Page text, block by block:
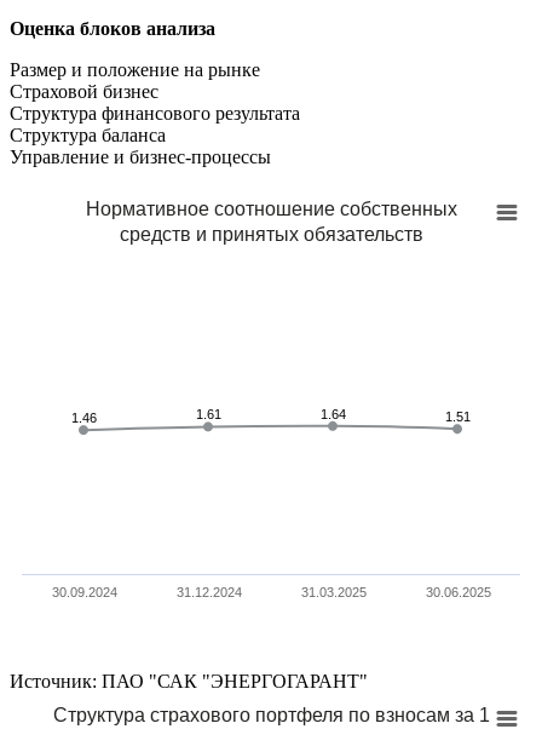
Оценка блоков анализа
Размер и положение на рынке
Страховой бизнес
Структура финансового результата
Cтруктура баланса
Управление и бизнес-процессы
Нормативное соотношение собственных
средств и принятых обязательств
1.46
1.46 1.61
1.61 1.64
1.64 1.51
1.51
30.09.2024 31.12.2024 31.03.2025 30.06.2025
Источник: ПАО "САК "ЭНЕРГОГАРАНТ"
Структура страхового портфеля по взносам за 1